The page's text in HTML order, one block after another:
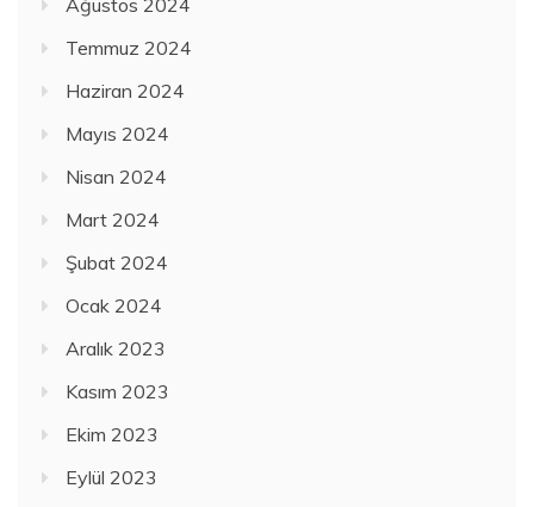
Ağustos 2024
Temmuz 2024
Haziran 2024
Mayıs 2024
Nisan 2024
Mart 2024
Şubat 2024
Ocak 2024
Aralık 2023
Kasım 2023
Ekim 2023
Eylül 2023